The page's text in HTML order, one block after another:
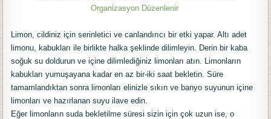
Organizasyon Düzenlenir
Limon, cildiniz için serinletici ve canlandırıcı bir etki yapar. Altı adet
limonu, kabukları ile birlikte halka şeklinde dilimleyin. Derin bir kaba
soğuk su doldurun ve içine dilimlediğiniz limonları atın. Limonların
kabukları yumuşayana kadar en az bir-iki saat bekletin. Süre
tamamlandıktan sonra limonları elinizle sıkın ve banyo suyunun içine
limonları ve hazırlanan suyu ilave edin.
Eğer limonların suda bekletilme süresi sizin için çok uzun ise, o